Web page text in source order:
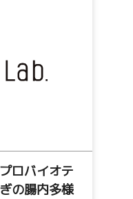
ロバイオテ
の腸内多様